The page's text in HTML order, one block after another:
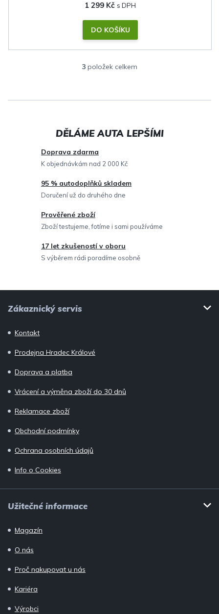
1 299 Kč
DO KOŠÍKU
O
l
a
í
p
r
y
v
ý
3 položek celkem
Doprava zdarma
K objednávkám nad 2 000 Kč
95 % autodoplňků skladem
Doručení už do druhého dne
Prověřené zboží
Zboží testujeme, fotíme i sami používáme
17 let zkušeností v oboru
S výběrem rádi poradíme osobně
Zákaznický servis
Kontakt
Prodejna Hradec Králové
Doprava a platba
Vrácení a výměna zboží do 30 dnů
Reklamace zboží
Obchodní podmínky
Ochrana osobních údajů
Info o Cookies
Užitečné informace
Magazín
O nás
Proč nakupovat u nás
Kariéra
Výrobci